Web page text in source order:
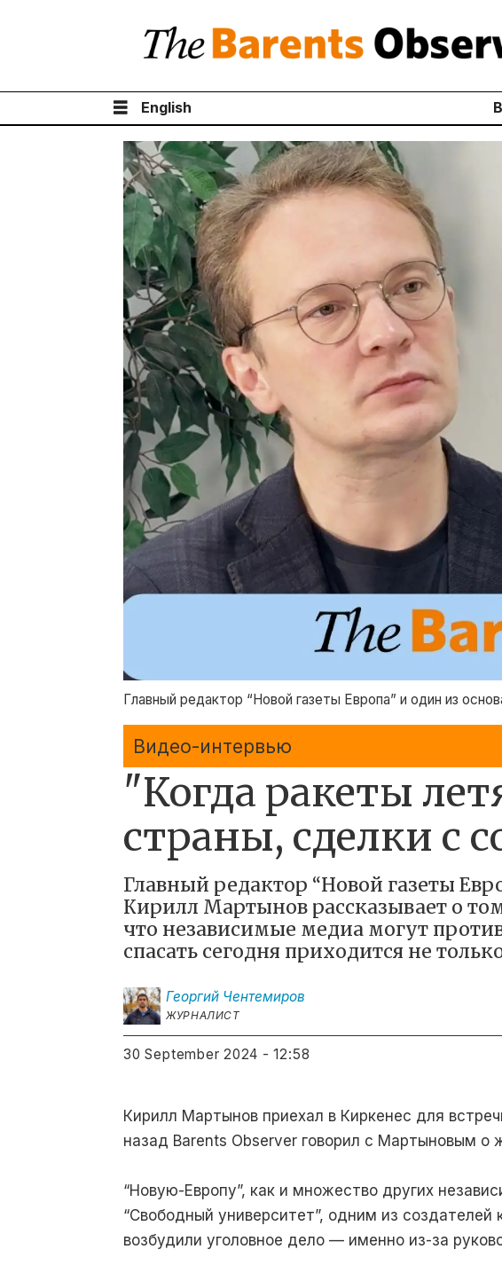
English
Главный редактор “Новой газеты Европа” и один из
Видео-интервью
"Когда ракеты
страны, сделки с
Главный редактор “Новой газеты
Кирилл Мартынов рассказывает о
что независимые медиа могут
спасать сегодня приходится не
Георгий Чентемиров
ЖУРНАЛИСТ
30 September 2024 - 12:58
Кирилл Мартынов приехал в Киркенес для
назад Barents Observer говорил с Мартыновым о
“Новую-Европу”, как и множество других
“Свободный университет”, одним из
возбудили уголовное дело — именно из-за